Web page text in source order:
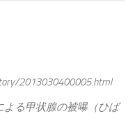
2013030400005.html
よる甲状腺の被曝（ひば